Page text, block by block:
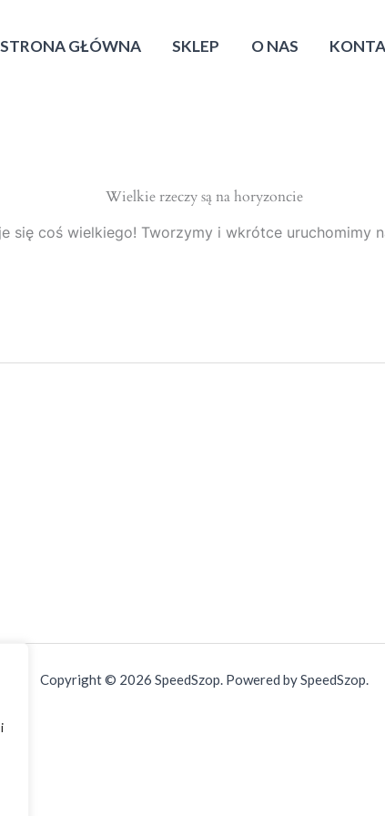
STRONA GŁÓWNA SKLEP O NAS
Wielkie rzeczy są na horyzoncie
się coś wielkiego! Tworzymy i wkrótce uruchomimy
Copyright © 2026 SpeedSzop. Powered by SpeedSzop.